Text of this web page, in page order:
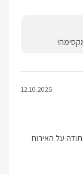
12.10.2025
על האירוח